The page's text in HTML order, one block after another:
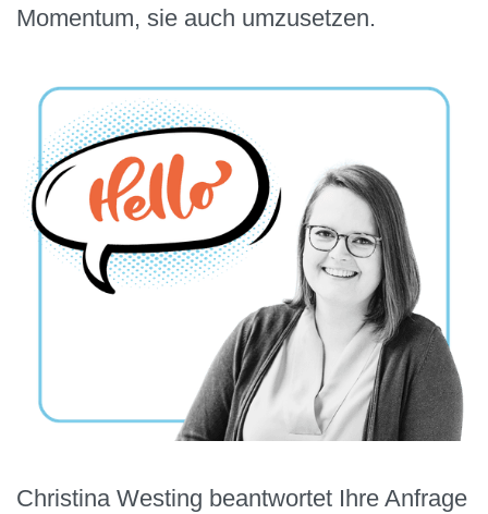
Momentum, sie auch umzusetzen.
Christina Westing beantwortet Ihre Anfrage